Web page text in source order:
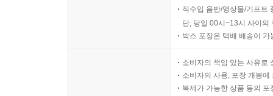
직수입 음반/영상물/기프트
단, 당일 00시~13시 사이의
박스 포장은 택배 배송이
소비자의 책임 있는 사유로
소비자의 사용, 포장 개봉
복제가 가능한 상품 등의